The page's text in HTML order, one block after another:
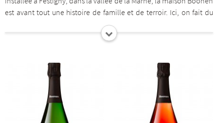
est avant tout une histoire de famille et de terroir. Ici, on fait du
champagne sérieusement, sans se prendre trop au sérieux. Leur
signature résume bien l’état d’esprit : “fait avec humour et
cépage emblématique de la vallée du Flagot, qui donne des vins
gourmands, fruités, avec beaucoup de charme. À la vigne comme
en cave, l’idée est simple : respecter le raisin et laisser parler le
terroir. Les vinifications sont propres et maîtrisées, avec un
passage en fût pour certaines cuvées, et les champagnes